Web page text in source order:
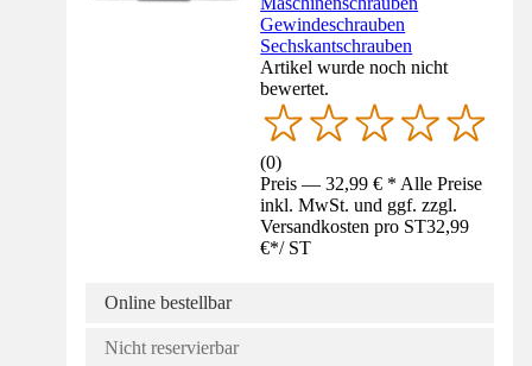
Gewindeschrauben
Sechskantschrauben
Artikel wurde noch nicht
bewertet.
(0)
Preis — 32,99 € * Alle Preise
inkl. MwSt. und ggf. zzgl.
Versandkosten pro ST32,99
€*/ ST
Online bestellbar
Nicht reservierbar